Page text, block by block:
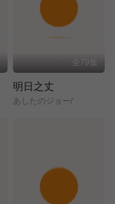
全79集
明日之丈
あしたのジョー/